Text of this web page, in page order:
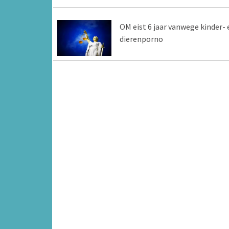
OM eist 6 jaar vanwege kinder-
dierenporno